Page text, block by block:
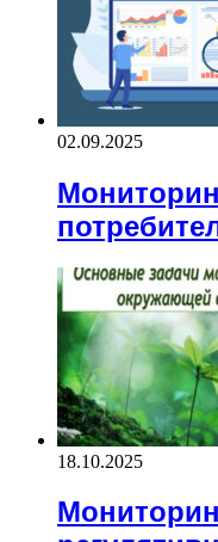
02.09.2025
18.10.2025